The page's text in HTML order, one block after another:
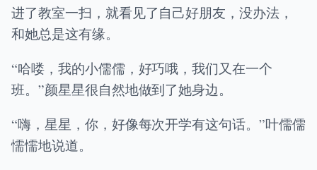
进了教室一扫，就看见了自己好朋友，没办法，
和她总是这有缘。
“哈喽，我的小儒儒，好巧哦，我们又在一个
班。”颜星星很自然地做到了她身边。
“嗨，星星，你，好像每次开学有这句话。”叶儒儒
懦懦地说道。